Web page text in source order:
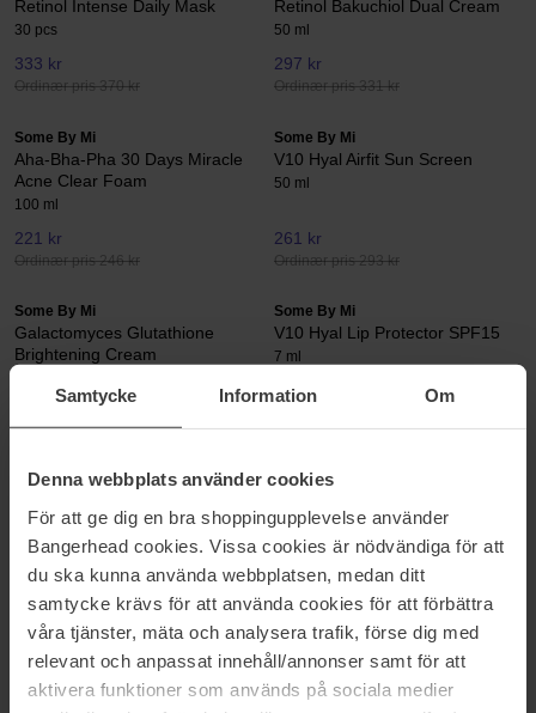
Samtycke Information Om
Denna webbplats använder cookies
För att ge dig en bra shoppingupplevelse använder
Bangerhead cookies. Vissa cookies är nödvändiga för att
du ska kunna använda webbplatsen, medan ditt
samtycke krävs för att använda cookies för att förbättra
våra tjänster, mäta och analysera trafik, förse dig med
relevant och anpassat innehåll/annonser samt för att
aktivera funktioner som används på sociala medier
Retinol Intense Daily Mask
30 pcs
333 kr
Ordinær pris 370 kr
Retinol Bakuchiol Dual Cream
50 ml
297 kr
Ordinær pris 331 kr
Some By Mi
Aha-Bha-Pha 30 Days Miracle
Acne Clear Foam
100 ml
221 kr
Ordinær pris 246 kr
Some By Mi
V10 Hyal Airfit Sun Screen
50 ml
261 kr
Ordinær pris 293 kr
Some By Mi
Galactomyces Glutathione
Brightening Cream
Ordinær pris 347 kr
Some By Mi
V10 Hyal Lip Protector SPF15
7 ml
Ordinær pris 141 kr
Some By Mi
Aha-Bha-Pha 30 Days Miracle
Serum
50 ml
311 kr
Ordinær pris 345 kr
Some By Mi
Beta Panthenol Repair Gel
Cleanser
120 ml
252 kr
Ordinær pris 283 kr
Some By Mi
Aha-Bha-Pha 30 Days Miracle
Truecica Clear Pad
Some By Mi
Beta Panthenol Repair Daily
Mask